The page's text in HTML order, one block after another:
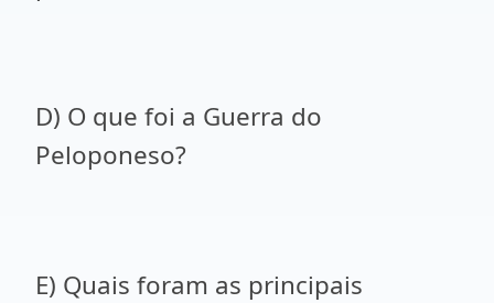
D) O que foi a Guerra do
Peloponeso?
E) Quais foram as principais